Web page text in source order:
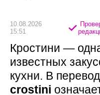
10.08.2026
15:51
Кростини —
известных
кухни. В
crostini